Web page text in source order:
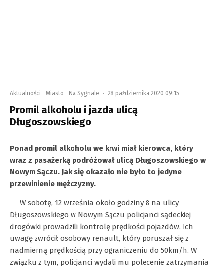
Aktualności Miasto Na Sygnale · 28 października 2020 09:15
Promil alkoholu i jazda ulicą
Długoszowskiego
Ponad promil alkoholu we krwi miał kierowca, który
wraz z pasażerką podróżował ulicą Długoszowskiego w
Nowym Sączu. Jak się okazało nie było to jedyne
przewinienie mężczyzny.
W sobotę, 12 września około godziny 8 na ulicy
Długoszowskiego w Nowym Sączu policjanci sądeckiej
drogówki prowadzili kontrolę prędkości pojazdów. Ich
uwagę zwrócił osobowy renault, który poruszał się z
nadmierną prędkością przy ograniczeniu do 50km/h. W
związku z tym, policjanci wydali mu polecenie zatrzymania